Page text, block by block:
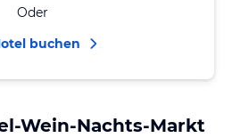
Oder
buchen
Wein-Nachts-Markt